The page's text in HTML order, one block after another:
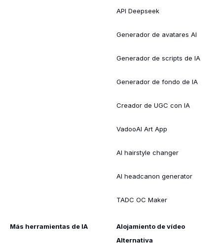
API Deepseek
Generador de avatares AI
Generador de scripts de IA
Generador de fondo de IA
Creador de UGC con IA
VadooAI Art App
AI hairstyle changer
AI headcanon generator
TADC OC Maker
Más herramientas de IA
Alojamiento de vídeo
Alternativa